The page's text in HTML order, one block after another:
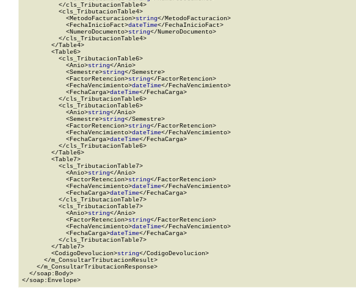
          </cls_TributacionTable4>
          <cls_TributacionTable4>
            <MetodoFacturacion>
string</MetodoFacturacion>
            <FechaInicioFact>
dateTime</FechaInicioFact>
            <NumeroDocumento>
string</NumeroDocumento>
          </cls_TributacionTable4>
        </Table4>
        <Table6>
          <cls_TributacionTable6>
            <Anio>
string</Anio>
            <Semestre>
string</Semestre>
            <FactorRetencion>
string</FactorRetencion>
            <FechaVencimiento>
dateTime</FechaVencimiento>
            <FechaCarga>
dateTime</FechaCarga>
          </cls_TributacionTable6>
          <cls_TributacionTable6>
            <Anio>
string</Anio>
            <Semestre>
string</Semestre>
            <FactorRetencion>
string</FactorRetencion>
            <FechaVencimiento>
dateTime</FechaVencimiento>
            <FechaCarga>
dateTime</FechaCarga>
          </cls_TributacionTable6>
        </Table6>
        <Table7>
          <cls_TributacionTable7>
            <Anio>
string</Anio>
            <FactorRetencion>
string</FactorRetencion>
            <FechaVencimiento>
dateTime</FechaVencimiento>
            <FechaCarga>
dateTime</FechaCarga>
          </cls_TributacionTable7>
          <cls_TributacionTable7>
            <Anio>
string</Anio>
            <FactorRetencion>
string</FactorRetencion>
            <FechaVencimiento>
dateTime</FechaVencimiento>
            <FechaCarga>
dateTime</FechaCarga>
          </cls_TributacionTable7>
        </Table7>
        <CodigoDevolucion>
string</CodigoDevolucion>
      </m_ConsultarTributacionResult>
    </m_ConsultarTributacionResponse>
  </soap:Body>
</soap:Envelope>